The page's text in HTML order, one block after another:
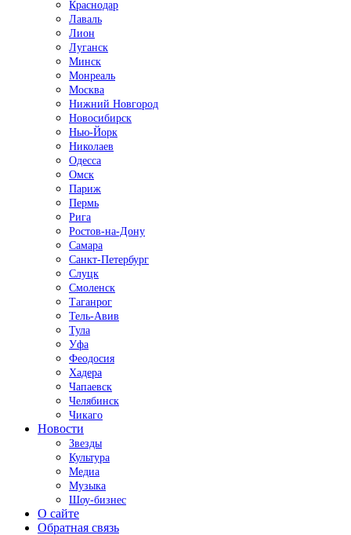
Краснодар
Лаваль
Лион
Луганск
Минск
Монреаль
Москва
Нижний Новгород
Новосибирск
Нью-Йорк
Николаев
Одесса
Омск
Париж
Пермь
Рига
Ростов-на-Дону
Самара
Санкт-Петербург
Слуцк
Смоленск
Таганрог
Тель-Авив
Тула
Уфа
Феодосия
Хадера
Чапаевск
Челябинск
Чикаго
Новости
Звезды
Культура
Медиа
Музыка
Шоу-бизнес
О сайте
Обратная связь